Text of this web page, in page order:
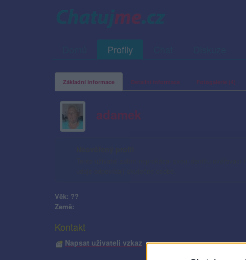
Profily
Základní informace Detailní informace Fotogalerie (4)
adamek
Věk: ??
Země:
Kontakt
Napsat uživateli vzkaz